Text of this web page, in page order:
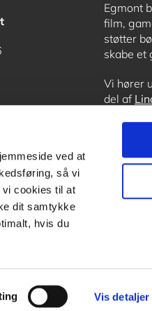
ved at
så vi
vi cookies til at
dit samtykke
hvis du
Vis detaljer
Egmont
film,
støtter
skabe et
Vi hører
del af
Subfooter